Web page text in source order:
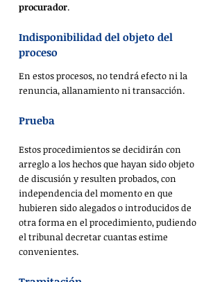
procurador.
Indisponibilidad del objeto del
proceso
En estos procesos, no tendrá efecto ni la
renuncia, allanamiento ni transacción.
Prueba
Estos procedimientos se decidirán con
arreglo a los hechos que hayan sido objeto
de discusión y resulten probados, con
independencia del momento en que
hubieren sido alegados o introducidos de
otra forma en el procedimiento, pudiendo
el tribunal decretar cuantas estime
convenientes.